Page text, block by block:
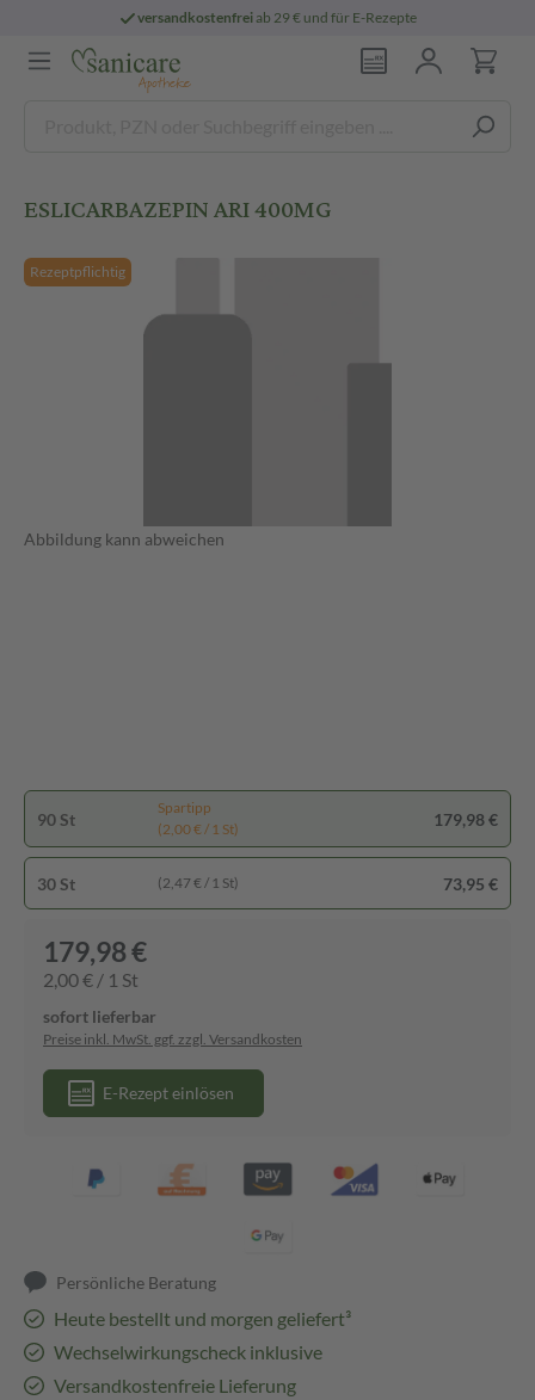
versandkostenfreiab 29 € und für E-Rezepte
ESLICARBAZEPIN ARI 400MG
Rezeptpflichtig
Abbildung kann abweichen
90 St
Spartipp
(2,00 € / 1 St)
179,98 €
30 St (2,47 € / 1 St) 73,95 €
179,98 €
2,00 € / 1 St
sofort lieferbar
Preise inkl. MwSt. ggf. zzgl. Versandkosten
E-Rezept einlösen
Persönliche Beratung
Heute bestellt und morgen geliefert³
Wechselwirkungscheck inklusive
Versandkostenfreie Lieferung